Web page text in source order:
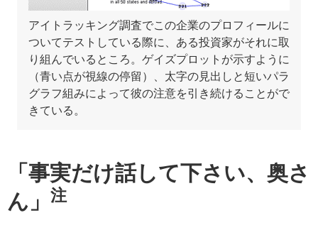
アイトラッキング調査でこの企業のプロフィールに
ついてテストしている際に、ある投資家がそれに取
り組んでいるところ。ゲイズプロットが示すように
（青い点が視線の停留）、太字の見出しと短いパラ
グラフ組みによって彼の注意を引き続けることがで
きている。
「事実だけ話して下さい、奥さ
ん」 注